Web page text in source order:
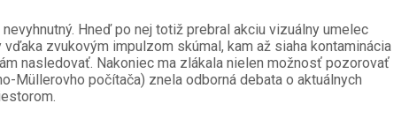
Hneď po nej totiž prebral akciu vizuálny umelec
zvukovým impulzom skúmal, kam až siaha kontaminácia
nasledovať. Nakoniec ma zlákala nielen možnosť pozorovať
Müllerovho počítača) znela odborná debata o aktuálnych